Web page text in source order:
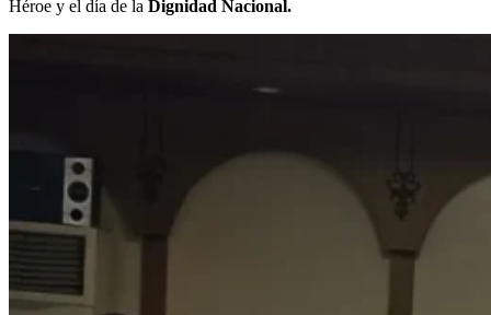
Héroe y el día de la Dignidad Nacional.